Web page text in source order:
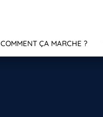
COMMENT ÇA MARCHE ?